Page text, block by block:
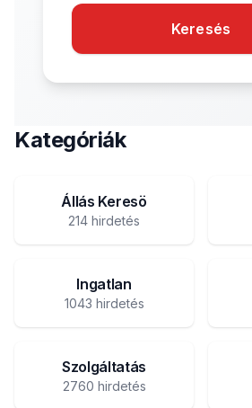
Keresés
Kategóriák
Állás Keresö
214 hirdetés
Ingatlan
1043 hirdetés
Szolgáltatás
2760 hirdetés